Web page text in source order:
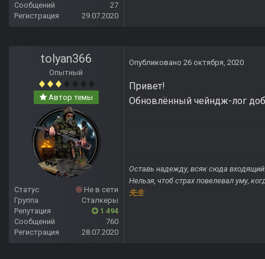
Сообщений
27
Регистрация
29.07.2020
tolyan366
Опытный
Автор темы
Статус
Не в сети
Группа
Сталкеры
Репутация
1 494
Сообщений
760
Регистрация
28.07.2020
Опубликовано 26 октября, 2020
Привет!
Обновлённый чейндж-лог
Оставь надежду, всяк сюда
Нельзя, чтоб страх повелевал уму,
先生